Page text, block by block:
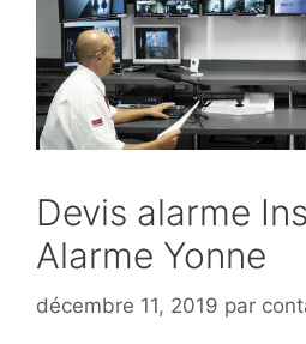
Devis alarme
Alarme Yonne
décembre 11, 2019 par